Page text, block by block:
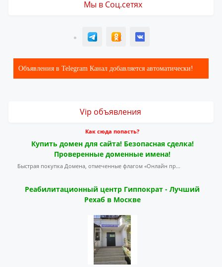
Мы в Соц.сетях
T ОК ВК
Объявления в Telegram Канал добавляется автоматически!
Vip объявления
Как сюда попасть?
Купить домен для сайта! Безопасная сделка!
Проверенные доменные имена!
Быстрая покупка Домена, отмеченные флагом «Онлайн пр...
Реабилитационный центр Гиппократ - Лучший
Рехаб в Москве